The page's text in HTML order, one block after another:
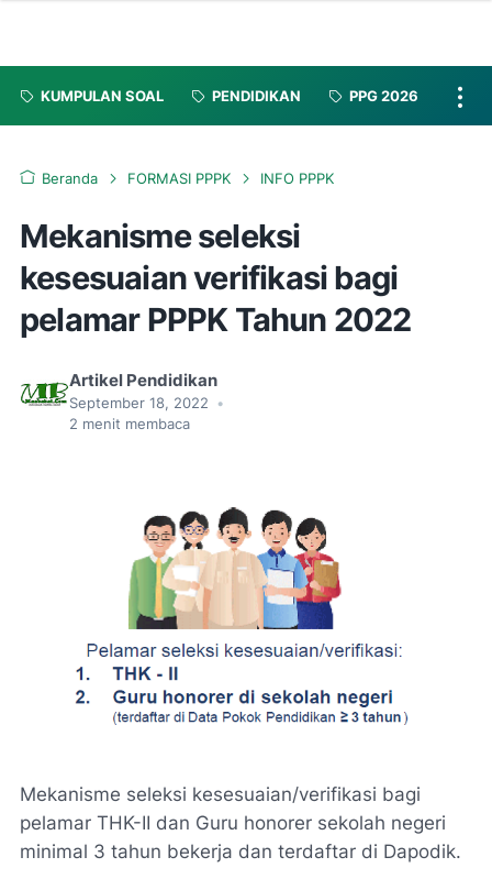
KUMPULAN SOAL PENDIDIKAN PPG 2026
Beranda FORMASI PPPK INFO PPPK
Mekanisme seleksi
kesesuaian verifikasi bagi
pelamar PPPK Tahun 2022
Artikel Pendidikan
September 18, 2022
•
2 menit membaca
Mekanisme seleksi kesesuaian/verifikasi bagi
pelamar THK-II dan Guru honorer sekolah negeri
minimal 3 tahun bekerja dan terdaftar di Dapodik.